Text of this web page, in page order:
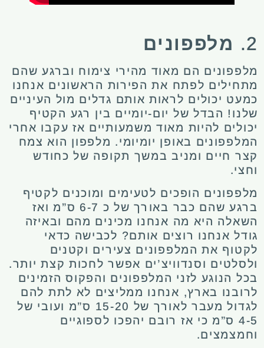
2. מלפפונים
מלפפונים הם מאוד מהירי צימוח וברגע שהם
מתחילים לפתח את הפירות הראשונים אנחנו
כמעט יכולים לראות אותם גדלים מול העיניים
שלנו! הבדל של יום-יומיים בין רגע הקטיף
יכולים להיות מאוד משמעותיים אז עקבו אחרי
המלפפונים באופן יומיומי. מלפפון הוא צמח
קצר חיים ומניב במשך תקופה של כחודש
וחצי.
מלפפונים הופכים לטעימים ומוכנים לקטיף
ברגע שהם כבר באורך של כ 6-7 ס”מ ואז
השאלה היא מה אנחנו מכינים מהם ובאיזה
גודל אנחנו רוצים אותם? לכבישה כדאי
לקטוף את המלפפונים צעירים וקטנים
ולסלטים וסנדוויצ’ים אפשר לחכות קצת יותר.
בכל הנוגע לזני המלפפונים והפקוס הזמינים
לרובנו בארץ, אנחנו ממליצים לא לתת להם
לגדול מעבר לאורך של 15-20 ס”מ ועובי של
4-5 ס”מ כי אז רובם יהפכו לספוגיים
וחמצמצים.